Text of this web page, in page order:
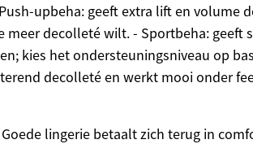
upbeha: geeft extra lift en volume
decolleté wilt. - Sportbeha: geeft
kies het ondersteuningsniveau op
decolleté en werkt mooi onder
lingerie betaalt zich terug in